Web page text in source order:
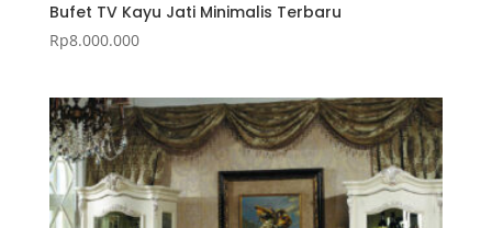
Bufet TV Kayu Jati Minimalis Terbaru
Rp8.000.000